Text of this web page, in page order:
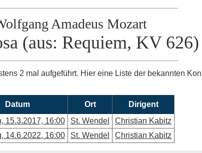
Amadeus Mozart
(aus: Requiem, KV 626)
2 mal aufgeführt. Hier eine Liste der bekannten
Datum Ort
Dirigent
15.3.2017, 16:00
St. Wendel
Christian Kabitz
14.6.2022, 16:00
St. Wendel Christian Kabitz